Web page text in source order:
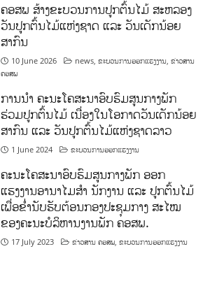
ຄອສພ ສ້າງຂະບວນການປູກຕົ້ນໄມ້ ສະຫລອງ
ວັນປູກຕົ້ນໄມ້ແຫ່ງຊາດ ແລະ ວັນເດັກນ້ອຍ
ສາກົນ
10 June 2026 news,ຂະບວນການອອກແຮງງານ,ຂ່າວສານ
ຄອສພ
ການນໍາ ຄະນະໂຄສະນາອົບຮົມສູນກາງພັກ
ຮ່ວມປູກຕົ້ນໄມ້ ເນື່ອງໃນໂອກາດວັນເດັກນ້ອຍ
ສາກົນ ແລະ ວັນປູກຕົ້ນໄມ້ແຫ່ງຊາດລາວ
1 June 2024 ຂະບວນການອອກແຮງງານ
ຄະນະໂຄສະນາອົບຮົມສູນກາງພັກ ອອກ
ແຮງງານອານາໄມສໍາ ນັກງານ ແລະ ປູກຕົ້ນໄມ້
ເພື່ອຂໍ່ານັບຮັບຕ້ອນກອງປະຊຸມກາງ ສະໄໝ
ຂອງຄະນະບໍລິຫານງານພັກ ຄອສພ.
17 July 2023 ຂ່າວສານ ຄອສພ,ຂະບວນການອອກແຮງງານ